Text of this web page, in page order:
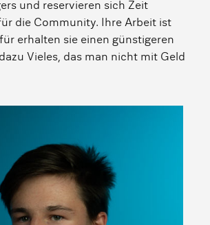
und reservieren sich Zeit
die Community. Ihre Arbeit ist
erhalten sie einen günstigeren
Vieles, das man nicht mit Geld